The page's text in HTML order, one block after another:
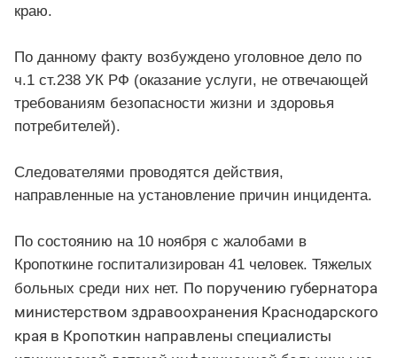
краю.
По данному факту возбуждено уголовное дело по
ч.1 ст.238 УК РФ (оказание услуги, не отвечающей
требованиям безопасности жизни и здоровья
потребителей).
Следователями проводятся действия,
направленные на установление причин инцидента.
По состоянию на 10 ноября с жалобами в
Кропоткине госпитализирован 41 человек. Тяжелых
больных среди них нет. По поручению губернатора
министерством здравоохранения Краснодарского
края в Кропоткин направлены специалисты